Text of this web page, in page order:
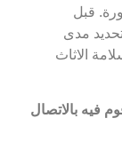
قبل
مدى
الاثاث
فيه بالاتصال